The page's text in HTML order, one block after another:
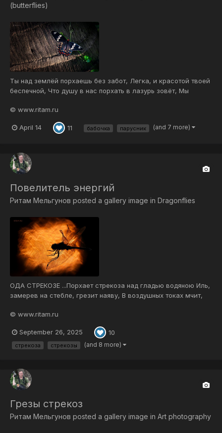
(butterflies)
Ты над землёй порхаешь без забот, Легка, и красотой твоей
беспечной, Что душу в нас порхать в лазурь зовёт, Мы
стремительный кульбит… Живая вязь крылатых пируэтов —
Твоя свобода ввысь сердца манит И вдохновляет пет...
© www.ritam.ru
April 14 11 бабочка парусник (and 7 more)
Повелитель энергий
Ритам Мельгунов posted a gallery image in Dragonflies
ОДА СТРЕКОЗЕ ...Порхает стрекоза над гладью водяною Иль,
замерев на стебле, грезит наяву, В воздушных токах мчит,
Вся красок радужных оттенками сияет, Переливается,
блистает, как неон, То микровертолет она напоминает, То
бу...
© www.ritam.ru
September 26, 2025 10
стрекоза стрекозы (and 8 more)
Грезы стрекоз
Ритам Мельгунов posted a gallery image in Art photography